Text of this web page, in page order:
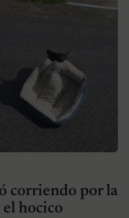
corriendo por la
el hocico